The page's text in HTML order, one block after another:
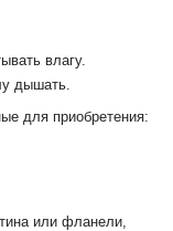
влагу.
дышать.
для приобретения:
или фланели,